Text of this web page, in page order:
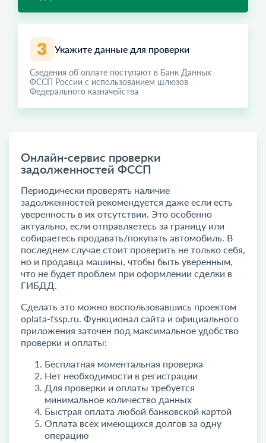
Укажите данные для проверки
Сведения об оплате поступают в Банк Данных
ФССП России с использованием шлюзов
Федерального казначейства
Онлайн-сервис проверки
задолженностей ФССП
Периодически проверять наличие
задолженностей рекомендуется даже если есть
уверенность в их отсутствии. Это особенно
актуально, если отправляетесь за границу или
собираетесь продавать/покупать автомобиль. В
последнем случае стоит проверить не только себя,
но и продавца машины, чтобы быть уверенным,
что не будет проблем при оформлении сделки в
ГИБДД.
Сделать это можно воспользовавшись проектом
oplata-fssp.ru. Функционал сайта и официального
приложения заточен под максимальное удобство
проверки и оплаты:
Бесплатная моментальная проверка
Нет необходимости в регистрации
Для проверки и оплаты требуется
минимальное количество данных
Быстрая оплата любой банковской картой
Оплата всех имеющихся долгов за одну
операцию